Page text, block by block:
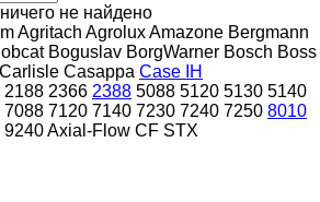
не найдено
Agritach AgroluxAmazone Bergmann
Boguslav BorgWarner Bosch Boss
Carlisle Casappa Case IH
2188 2366 2388 5088 5120 5130 5140
7088 7120 7140 7230 7240 7250 8010
9240Axial-Flow CF STX